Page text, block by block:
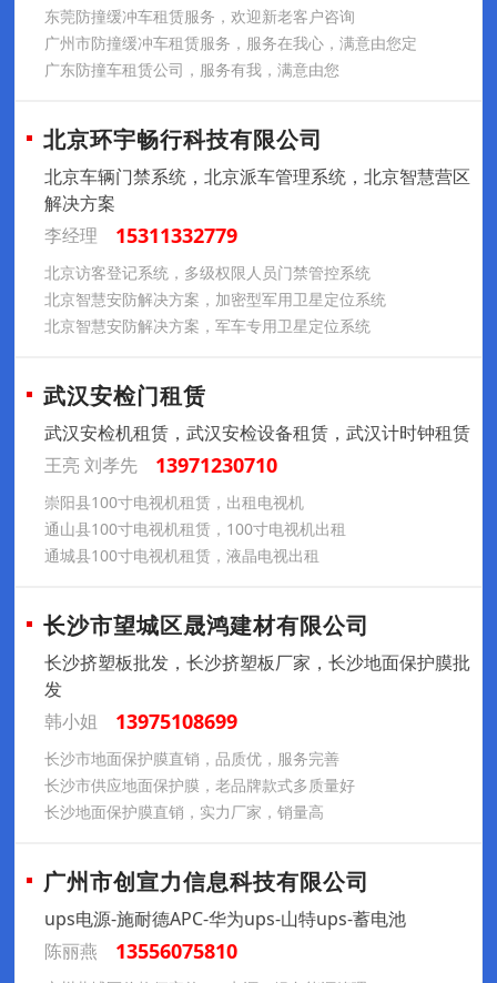
东莞防撞缓冲车租赁服务，欢迎新老客户咨询
广州市防撞缓冲车租赁服务，服务在我心，满意由您定
广东防撞车租赁公司，服务有我，满意由您
北京环宇畅行科技有限公司
北京车辆门禁系统，北京派车管理系统，北京智慧营区
解决方案
李经理
15311332779
北京访客登记系统，多级权限人员门禁管控系统
北京智慧安防解决方案，加密型军用卫星定位系统
北京智慧安防解决方案，军车专用卫星定位系统
武汉安检门租赁
武汉安检机租赁，武汉安检设备租赁，武汉计时钟租赁
王亮 刘孝先
13971230710
崇阳县100寸电视机租赁，出租电视机
通山县100寸电视机租赁，100寸电视机出租
通城县100寸电视机租赁，液晶电视出租
长沙市望城区晟鸿建材有限公司
长沙挤塑板批发，长沙挤塑板厂家，长沙地面保护膜批
发
韩小姐
13975108699
长沙市地面保护膜直销，品质优，服务完善
长沙市供应地面保护膜，老品牌款式多质量好
长沙地面保护膜直销，实力厂家，销量高
广州市创宣力信息科技有限公司
ups电源-施耐德APC-华为ups-山特ups-蓄电池
陈丽燕
13556075810